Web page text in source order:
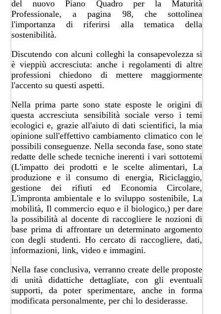
del nuovo Piano Quadro per la Maturità
Professionale, a pagina 98, che sottolinea
l'importanza di riferirsi alla tematica della
sostenibilità.
Discutendo con alcuni colleghi la consapevolezza si
è vieppiù accresciuta: anche i regolamenti di altre
professioni chiedono di mettere maggiormente
l'accento su questi aspetti.
​Nella prima parte sono state esposte le origini di
questa accresciuta sensibilità sociale verso i temi
ecologici e, grazie all'aiuto di dati scientifici, la mia
opinione sull'effettivo cambiamento climatico con le
possibili conseguenze. Nella seconda fase, sono state
redatte delle schede tecniche inerenti i vari sottotemi
(L'impatto dei prodotti e le scelte alimentari, La
produzione e il consumo di energia, Riciclaggio,
gestione dei rifiuti ed Economia Circolare,
L'impronta ambientale e lo sviluppo sostenibile, La
mobilità, Il commercio equo e il biologico,) per dare
la possibilità al docente di raccogliere le nozioni di
base prima di affrontare un determinato argomento
con degli studenti. Ho cercato di raccogliere, dati,
informazioni, link, video e immagini.
Nella fase conclusiva, verranno create delle proposte
di unità didattiche dettagliate, con gli eventuali
supporti, da poter sperimentare, anche in forma
modificata personalmente, per chi lo desiderasse.